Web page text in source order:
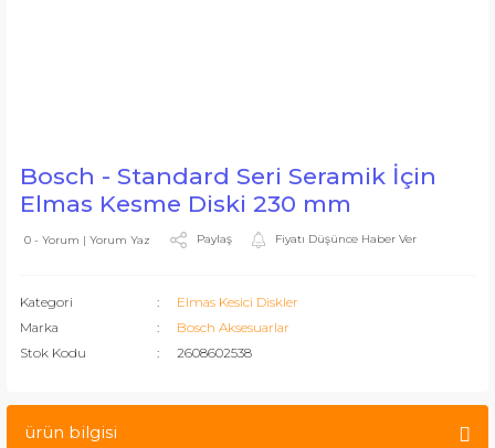
Bosch - Standard Seri Seramik İçin
Elmas Kesme Diski 230 mm
0 - Yorum | Yorum Yaz Paylaş Fiyatı Düşünce Haber Ver
Kategori
Elmas Kesici Diskler
Marka
Bosch Aksesuarlar
Stok Kodu
2608602538
ürün bilgisi